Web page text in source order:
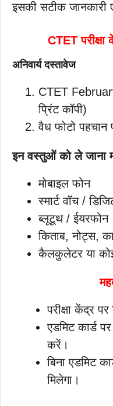
इसकी सटीक जानकारी
CTET
अनिवार्य दस्तावेज
CTET
प्रिंट कॉपी)
वैध फोटो
इन वस्तुओं को ले जाना
मोबाइल फोन
स्मार्ट वॉच /
ब्लूटूथ / ईयरफोन
किताब, नोट्स,
कैलकुलेटर या
परीक्षा केंद्र पर
एडमिट कार्ड
करें।
बिना एडमिट
मिलेगा।